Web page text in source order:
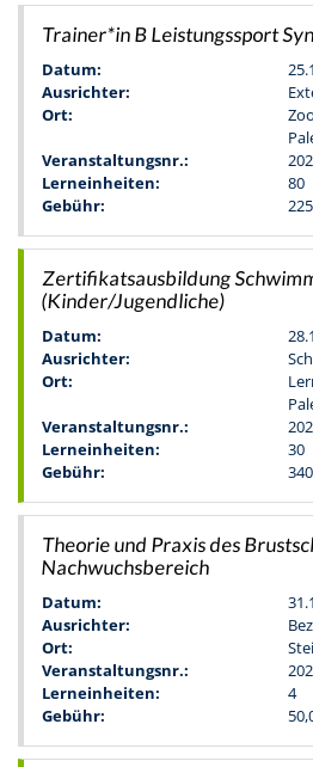
Trainer*in B Leistungssport
Datum:
Ausrichter:
Ort:
Veranstaltungsnr.:
Lerneinheiten:
80
Gebühr:
Zertifikatsausbildung
(Kinder/Jugendliche)
Datum:
Ausrichter:
Ort:
Veranstaltungsnr.:
Lerneinheiten:
30
Gebühr:
Theorie und Praxis des
Nachwuchsbereich
Datum:
Ausrichter:
Ort:
Veranstaltungsnr.:
Lerneinheiten:
4
Gebühr: